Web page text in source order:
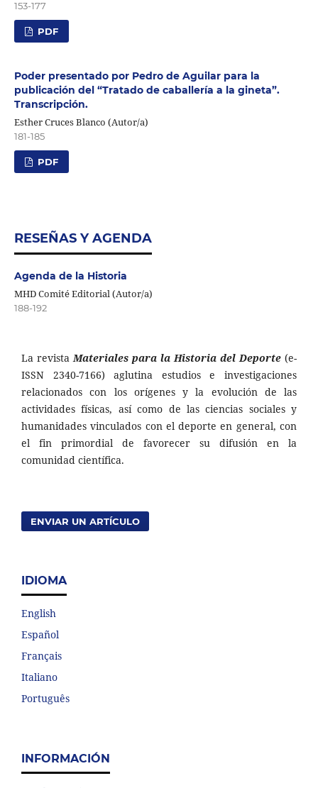
153-177
PDF
Poder presentado por Pedro de Aguilar para la
publicación del “Tratado de caballería a la gineta”.
Transcripción.
Esther Cruces Blanco (Autor/a)
181-185
PDF
RESEÑAS Y AGENDA
Agenda de la Historia
MHD Comité Editorial (Autor/a)
188-192
La revistaMateriales para la Historia del Deporte (e-
ISSN 2340-7166) aglutina estudios e investigaciones
relacionados con los orígenes y la evolución de las
actividades físicas, así como de las ciencias sociales y
humanidades vinculados con el deporte en general, con
el fin primordial de favorecer su difusión en la
comunidad científica.
ENVIAR UN ARTÍCULO
IDIOMA
English
Español
Français
Italiano
Português
INFORMACIÓN